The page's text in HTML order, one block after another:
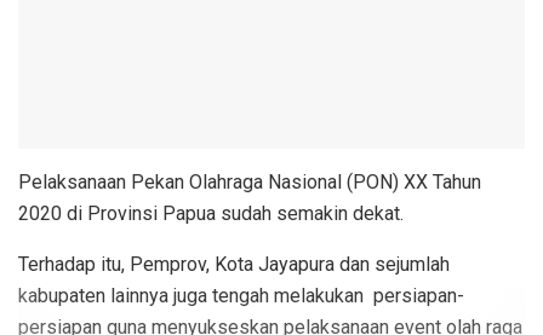
Pelaksanaan Pekan Olahraga Nasional (PON) XX Tahun
2020 di Provinsi Papua sudah semakin dekat.
Terhadap itu, Pemprov, Kota Jayapura dan sejumlah
kabupaten lainnya juga tengah melakukan persiapan-
persiapan guna menyukseskan pelaksanaan event olah raga